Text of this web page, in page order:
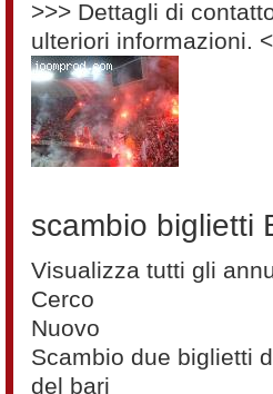
>>> Dettagli di
ulteriori informazioni.
scambio biglietti
Visualizza tutti gli
Cerco
Nuovo
Scambio due biglietti
del bari